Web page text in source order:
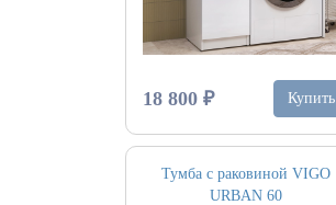
18 800 ₽ Купить
Тумба с раковиной VIGO
URBAN 60